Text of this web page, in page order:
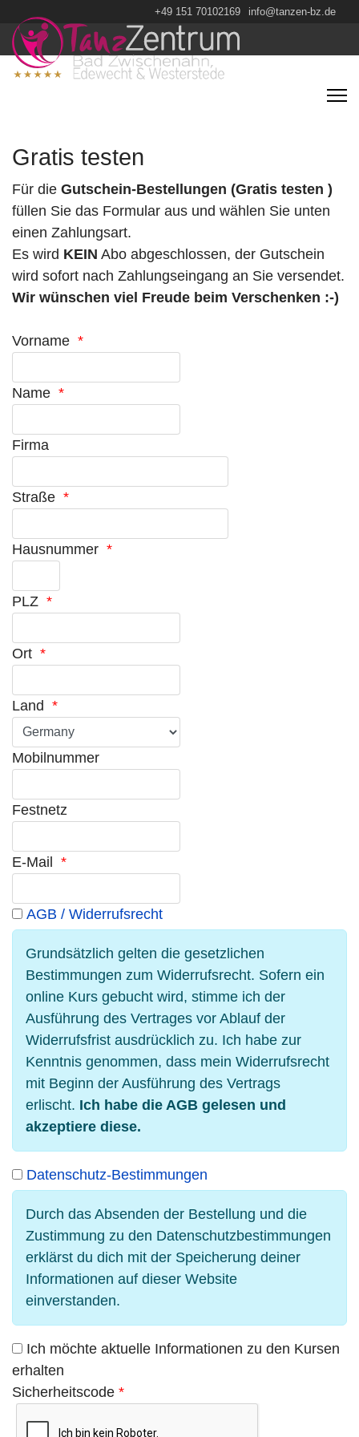
+49 151 70102169 info@tanzen-bz.de
Gratis testen
Für die Gutschein-Bestellungen (Gratis testen )
füllen Sie das Formular aus und wählen Sie unten
einen Zahlungsart.
Es wird KEIN Abo abgeschlossen, der Gutschein
wird sofort nach Zahlungseingang an Sie versendet.
Wir wünschen viel Freude beim Verschenken :-)
Vorname *
Name *
Firma
Straße *
Hausnummer *
PLZ *
Ort *
Land *
Mobilnummer
Festnetz
E-Mail *
AGB / Widerrufsrecht
Grundsätzlich gelten die gesetzlichen
Bestimmungen zum Widerrufsrecht. Sofern ein
online Kurs gebucht wird, stimme ich der
Ausführung des Vertrages vor Ablauf der
Widerrufsfrist ausdrücklich zu. Ich habe zur
Kenntnis genommen, dass mein Widerrufsrecht
mit Beginn der Ausführung des Vertrags
erlischt. Ich habe die AGB gelesen und
akzeptiere diese.
Datenschutz-Bestimmungen
Durch das Absenden der Bestellung und die
Zustimmung zu den Datenschutzbestimmungen
erklärst du dich mit der Speicherung deiner
Informationen auf dieser Website
einverstanden.
Ich möchte aktuelle Informationen zu den Kursen
erhalten
Sicherheitscode *